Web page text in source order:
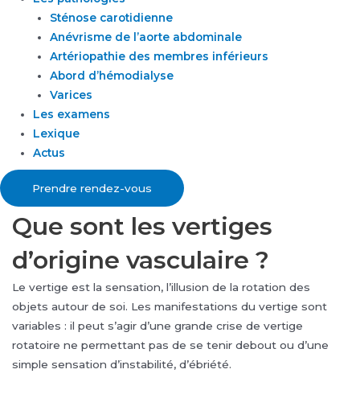
Sténose carotidienne
Anévrisme de l’aorte abdominale
Artériopathie des membres inférieurs
Abord d’hémodialyse
Varices
Les examens
Lexique
Actus
Prendre rendez-vous
Que sont les vertiges
d’origine vasculaire ?
Le vertige est la sensation, l’illusion de la rotation des
objets autour de soi. Les manifestations du vertige sont
variables : il peut s’agir d’une grande crise de vertige
rotatoire ne permettant pas de se tenir debout ou d’une
simple sensation d’instabilité, d’ébriété.